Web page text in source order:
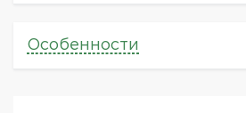
Особенности